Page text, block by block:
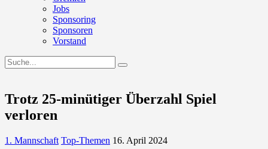
Jobs
Sponsoring
Sponsoren
Vorstand
Trotz 25-minütiger Überzahl Spiel
verloren
1. Mannschaft Top-Themen 16. April 2024